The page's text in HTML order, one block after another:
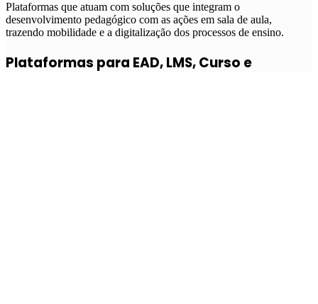
Plataformas que atuam com soluções que integram o
desenvolvimento pedagógico com as ações em sala de aula,
trazendo mobilidade e a digitalização dos processos de ensino.
Plataformas para EAD, LMS, Curso e